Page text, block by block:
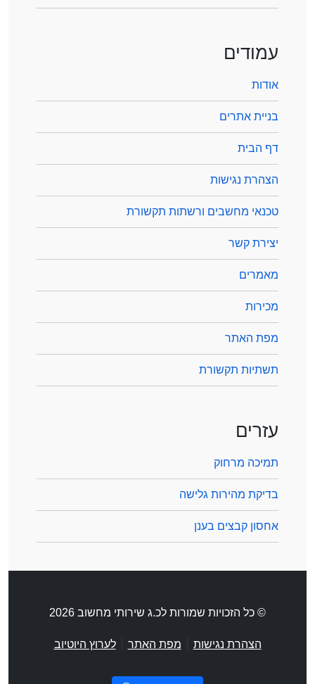
עמודים
אודות
בניית אתרים
דף הבית
הצהרת נגישות
טכנאי מחשבים ורשתות תקשורת
יצירת קשר
מאמרים
מכירות
מפת האתר
תשתיות תקשורת
עזרים
תמיכה מרחוק
בדיקת מהירות גלישה
אחסון קבצים בענן
© כל הזכויות שמורות לכ.ג שירותי מחשוב 2026
הצהרת נגישות מפת האתר |לערוץ היוטיוב